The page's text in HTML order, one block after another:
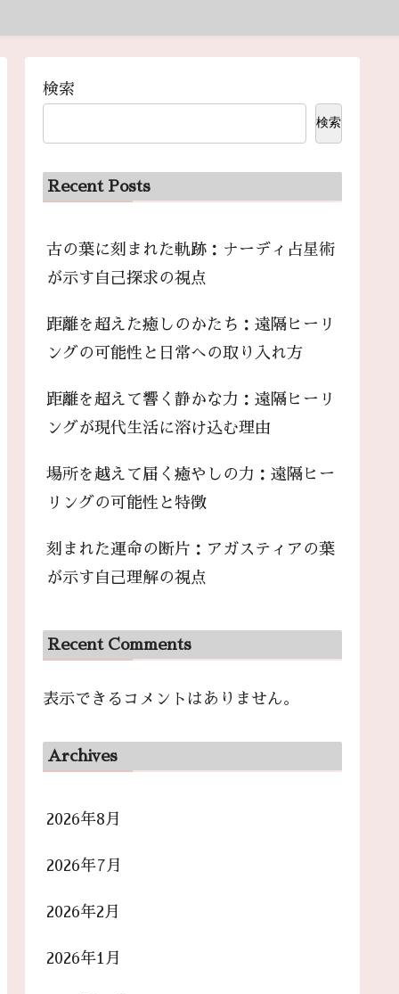
検索
検索
Recent Posts
古の葉に刻まれた軌跡：ナーディ占星術
が示す自己探求の視点
距離を超えた癒しのかたち：遠隔ヒーリ
ングの可能性と日常への取り入れ方
距離を超えて響く静かな力：遠隔ヒーリ
ングが現代生活に溶け込む理由
場所を越えて届く癒やしの力：遠隔ヒー
リングの可能性と特徴
刻まれた運命の断片：アガスティアの葉
が示す自己理解の視点
Recent Comments
表示できるコメントはありません。
Archives
2026年8月
2026年7月
2026年2月
2026年1月